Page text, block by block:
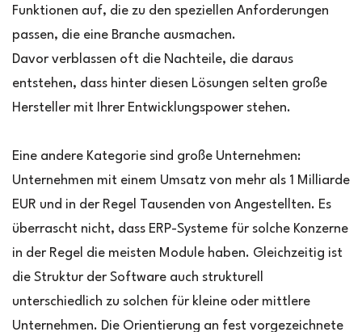
Funktionen auf, die zu den speziellen Anforderungen
passen, die eine Branche ausmachen.
Davor verblassen oft die Nachteile, die daraus
entstehen, dass hinter diesen Lösungen selten große
Hersteller mit Ihrer Entwicklungspower stehen.
Eine andere Kategorie sind große Unternehmen:
Unternehmen mit einem Umsatz von mehr als 1 Milliarde
EUR und in der Regel Tausenden von Angestellten. Es
überrascht nicht, dass ERP-Systeme für solche Konzerne
in der Regel die meisten Module haben. Gleichzeitig ist
die Struktur der Software auch strukturell
unterschiedlich zu solchen für kleine oder mittlere
Unternehmen. Die Orientierung an fest vorgezeichnete